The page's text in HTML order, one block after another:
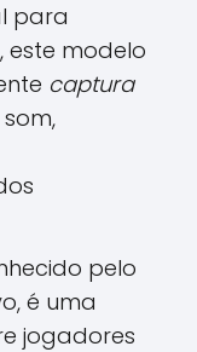
para
este modelo
captura
pelo
é uma
jogadores